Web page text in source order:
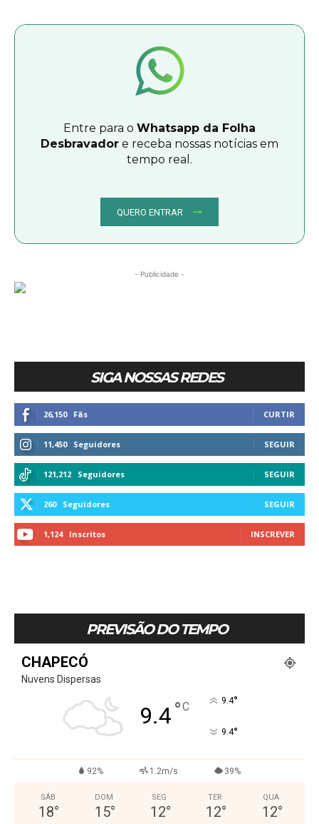
Entre para o Whatsapp da Folha
Desbravador e receba nossas notícias em
tempo real.
QUERO ENTRAR
- Publicidade -
SIGA NOSSAS REDES
26,150 Fãs CURTIR
11,450 Seguidores SEGUIR
121,212 Seguidores SEGUIR
260 Seguidores SEGUIR
1,124 Inscritos INSCREVER
PREVISÃO DO TEMPO
CHAPECÓ
Nuvens Dispersas
9.4°C 9.4°
9.4°
92% 1.2m/s 39%
SÁB
18°
DOM
15°
SEG
12°
TER
12°
QUA
12°